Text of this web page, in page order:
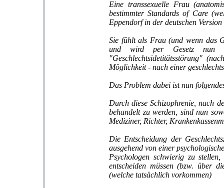
Eine transsexuelle Frau
bestimmter Standards of Care
Eppendorf in der deutschen
Sie fühlt als Frau (und wenn das
und wird per Gesetz nun
"Geschlechtsidetitätsstörung"
Möglichkeit - nach einer
Das Problem dabei ist nun
Durch diese Schizophrenie, nach
behandelt zu werden, sind nun
Mediziner, Richter,
Die Entscheidung der
ausgehend von einer
Psychologen schwierig zu
entscheiden müssen (bzw. über
(welche tatsächlich vorkommen)